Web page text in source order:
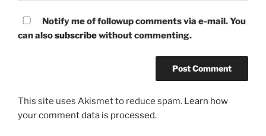
Notify me of followup comments via e-mail. You
can alsosubscribewithout commenting.
This site uses Akismet to reduce spam. Learn how
your comment data is processed.